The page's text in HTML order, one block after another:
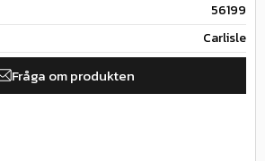
56199
Carlisle
Fråga om produkten